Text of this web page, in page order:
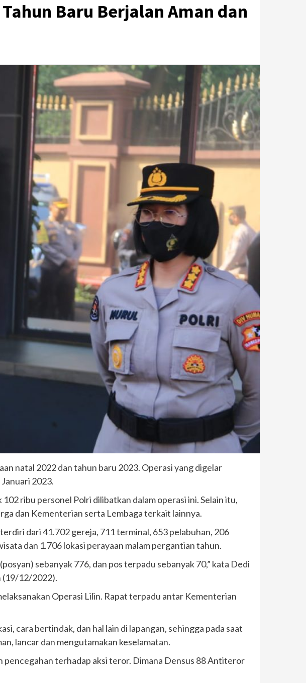
Baru Berjalan Aman dan
natal 2022 dan tahun baru 2023. Operasi yang digelar
2023.
ribu personel Polri dilibatkan dalam operasi ini. Selain itu,
dan Kementerian serta Lembaga terkait lainnya.
dari 41.702 gereja, 711 terminal, 653 pelabuhan, 206
dan 1.706 lokasi perayaan malam pergantian tahun.
sebanyak 776, dan pos terpadu sebanyak 70,” kata Dedi
(19/12/2022).
Operasi Lilin. Rapat terpadu antar Kementerian
cara bertindak, dan hal lain di lapangan, sehingga pada saat
lancar dan mengutamakan keselamatan.
pencegahan terhadap aksi teror. Dimana Densus 88 Antiteror